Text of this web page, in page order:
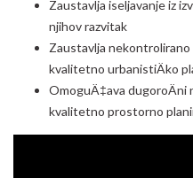
Zaustavlja iseljavanje iz
njihov razvitak
Zaustavlja nekontrolirano
kvalitetno urbanistiÄko
OmoguÄ‡ava dugoroÄni
kvalitetno prostorno